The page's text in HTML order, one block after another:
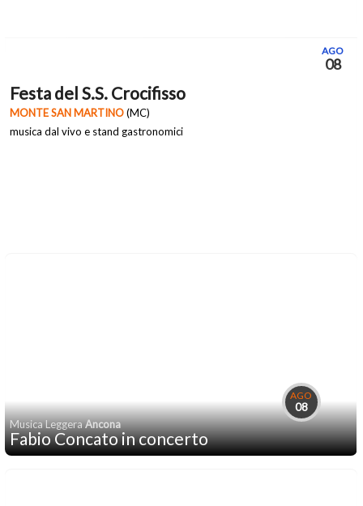
AGO
08
Festa del S.S. Crocifisso
MONTE SAN MARTINO(MC)
musica dal vivo e stand gastronomici
AGO
08
Musica LeggeraAncona
Fabio Concato in concerto